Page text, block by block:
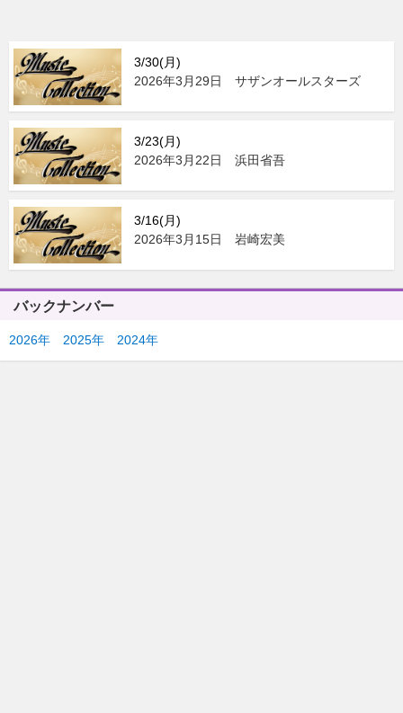
3/30(月)
2026年3月29日 サザンオールスターズ
3/23(月)
2026年3月22日 浜田省吾
3/16(月)
2026年3月15日 岩崎宏美
バックナンバー
2026年 2025年 2024年